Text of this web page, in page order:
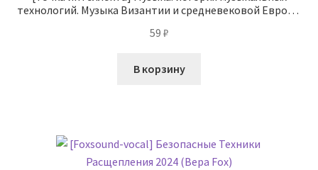
технологий. Музыка Византии и средневековой Европы
59 ₽
В корзину